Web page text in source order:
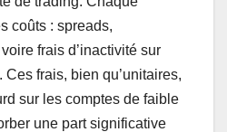
coûts : spreads,
frais d’inactivité sur
frais, bien qu’unitaires,
sur les comptes de faible
une part significative